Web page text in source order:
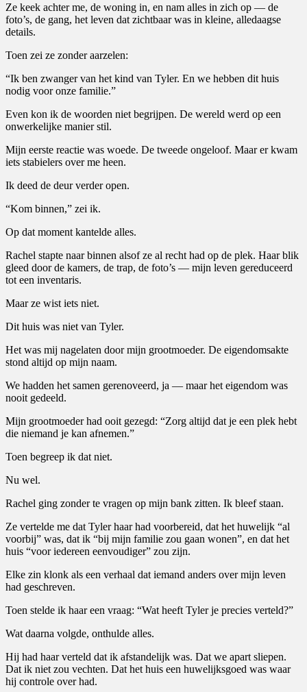
Ze keek achter me, de woning in, en nam alles in zich op — de
foto’s, de gang, het leven dat zichtbaar was in kleine, alledaagse
details.
Toen zei ze zonder aarzelen:
“Ik ben zwanger van het kind van Tyler. En we hebben dit huis
nodig voor onze familie.”
Even kon ik de woorden niet begrijpen. De wereld werd op een
onwerkelijke manier stil.
Mijn eerste reactie was woede. De tweede ongeloof. Maar er kwam
iets stabielers over me heen.
Ik deed de deur verder open.
“Kom binnen,” zei ik.
Op dat moment kantelde alles.
Rachel stapte naar binnen alsof ze al recht had op de plek. Haar blik
gleed door de kamers, de trap, de foto’s — mijn leven gereduceerd
tot een inventaris.
Maar ze wist iets niet.
Dit huis was niet van Tyler.
Het was mij nagelaten door mijn grootmoeder. De eigendomsakte
stond altijd op mijn naam.
We hadden het samen gerenoveerd, ja — maar het eigendom was
nooit gedeeld.
Mijn grootmoeder had ooit gezegd: “Zorg altijd dat je een plek hebt
die niemand je kan afnemen.”
Toen begreep ik dat niet.
Nu wel.
Rachel ging zonder te vragen op mijn bank zitten. Ik bleef staan.
Ze vertelde me dat Tyler haar had voorbereid, dat het huwelijk “al
voorbij” was, dat ik “bij mijn familie zou gaan wonen”, en dat het
huis “voor iedereen eenvoudiger” zou zijn.
Elke zin klonk als een verhaal dat iemand anders over mijn leven
had geschreven.
Toen stelde ik haar een vraag: “Wat heeft Tyler je precies verteld?”
Wat daarna volgde, onthulde alles.
Hij had haar verteld dat ik afstandelijk was. Dat we apart sliepen.
Dat ik niet zou vechten. Dat het huis een huwelijksgoed was waar
hij controle over had.